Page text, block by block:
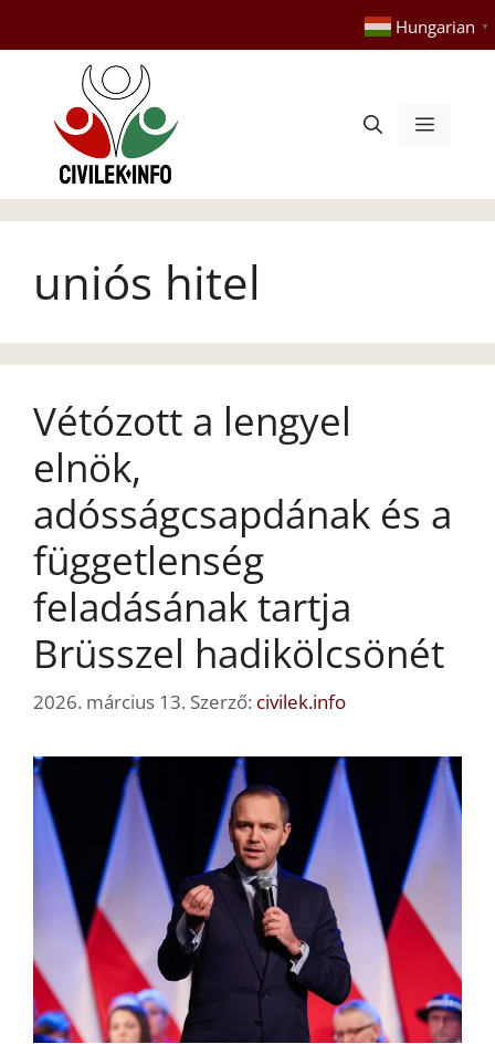
tartalomba
Hungarian ▼
Menü
uniós hitel
Vétózott a lengyel
elnök,
adósságcsapdának és a
függetlenség
feladásának tartja
Brüsszel hadikölcsönét
2026. március 13. Szerző: civilek.info